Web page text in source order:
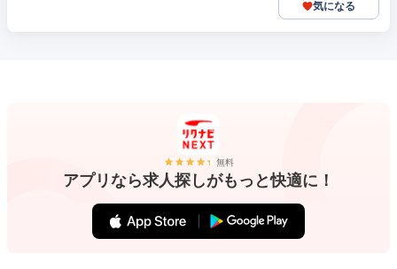
気になる
無料
アプリなら求人探しがもっと快適に！